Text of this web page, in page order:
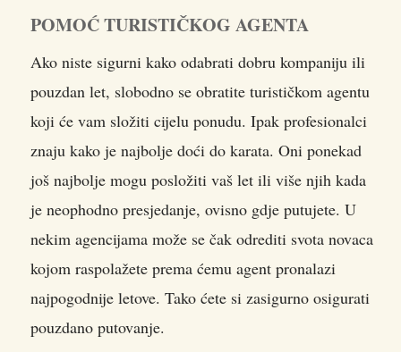
POMOĆ TURISTIČKOG AGENTA
Ako niste sigurni kako odabrati dobru kompaniju ili
pouzdan let, slobodno se obratite turističkom agentu
koji će vam složiti cijelu ponudu. Ipak profesionalci
znaju kako je najbolje doći do karata. Oni ponekad
još najbolje mogu posložiti vaš let ili više njih kada
je neophodno presjedanje, ovisno gdje putujete. U
nekim agencijama može se čak odrediti svota novaca
kojom raspolažete prema ćemu agent pronalazi
najpogodnije letove. Tako ćete si zasigurno osigurati
pouzdano putovanje.